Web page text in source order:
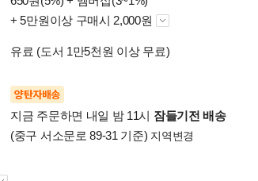
+ 5만원이상 구매시 2,000원
유료 (도서 1만5천원 이상 무료)
양탄자배송
지금 주문하면 내일 밤 11시 잠들기전 배송
(중구 서소문로 89-31 기준) 지역변경